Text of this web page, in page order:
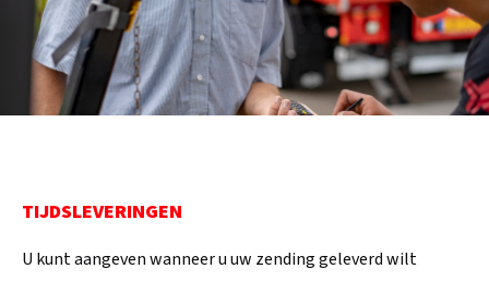
TIJDSLEVERINGEN
U kunt aangeven wanneer u uw zending geleverd wilt